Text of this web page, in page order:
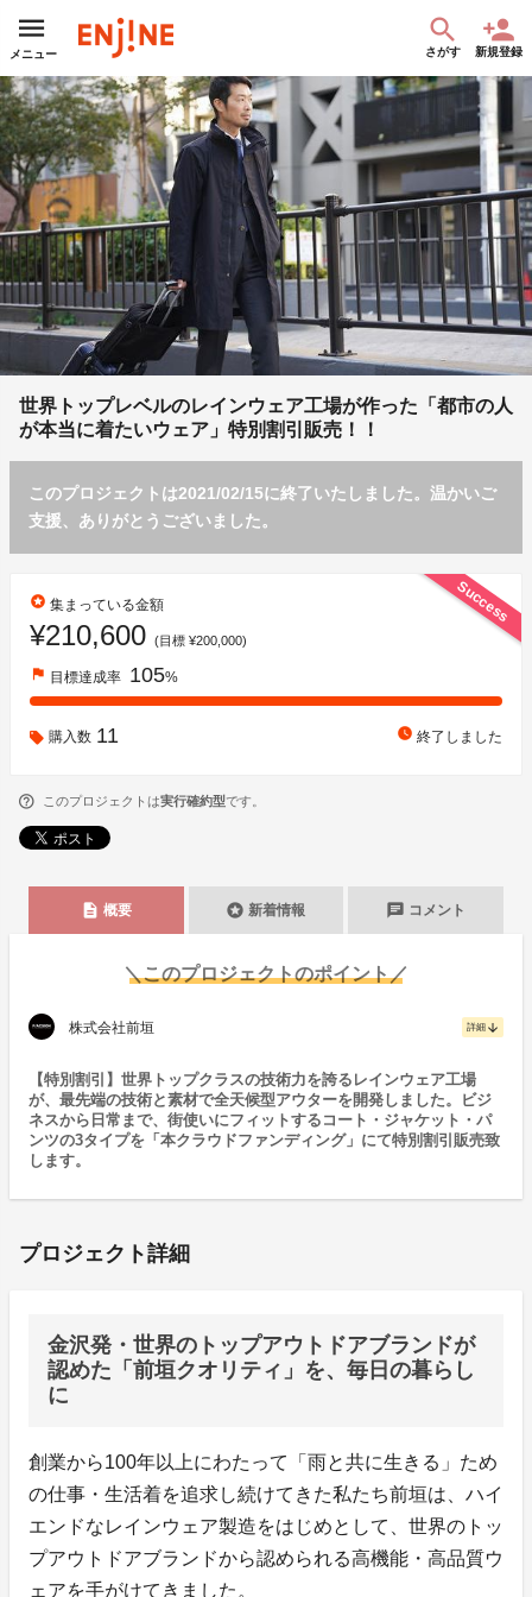
メニュー さがす 新規登録
世界トップレベルのレインウェア工場が作った「都市の人
が本当に着たいウェア」特別割引販売！！
このプロジェクトは2021/02/15に終了いたしました。温かいご
支援、ありがとうございました。
Success
stars 集まっている金額
¥210,600 (目標 ¥200,000)
flag 目標達成率 105%
購入数 11 watch_later 終了しました
このプロジェクトは実行確約型です。
description 概要 stars 新着情報 chat コメント
＼このプロジェクトのポイント／
株式会社前垣 詳細 arrow_downward
【特別割引】世界トップクラスの技術力を誇るレインウェア工場
が、最先端の技術と素材で全天候型アウターを開発しました。ビジ
ネスから日常まで、街使いにフィットするコート・ジャケット・パ
ンツの3タイプを「本クラウドファンディング」にて特別割引販売致
します。
プロジェクト詳細
金沢発・世界のトップアウトドアブランドが
認めた「前垣クオリティ」を、毎日の暮らし
に
創業から100年以上にわたって「雨と共に生きる」ため
の仕事・生活着を追求し続けてきた私たち前垣は、ハイ
エンドなレインウェア製造をはじめとして、世界のトッ
プアウトドアブランドから認められる高機能・高品質ウ
ェアを手がけてきました。